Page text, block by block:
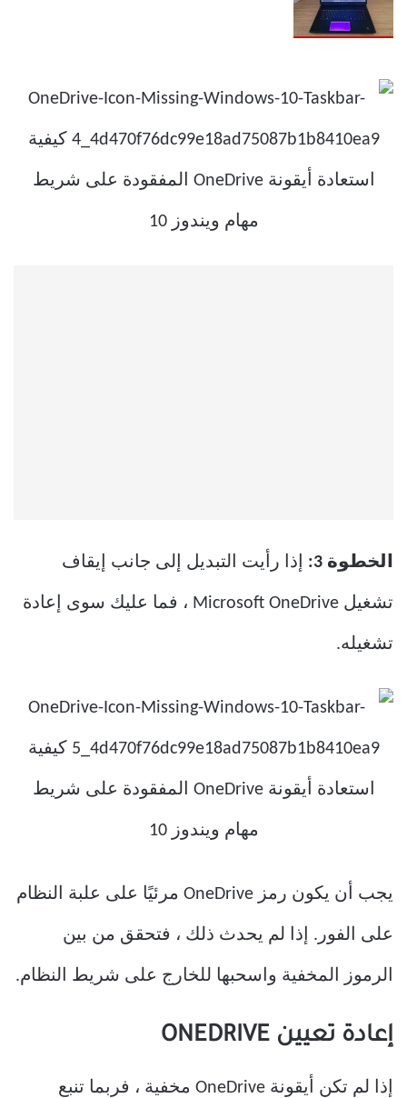
الخطوة 3: إذا رأيت التبديل إلى جانب إيقاف
تشغيل Microsoft OneDrive ، فما عليك سوى إعادة
تشغيله.
يجب أن يكون رمز OneDrive مرئيًا على علبة النظام
على الفور. إذا لم يحدث ذلك ، فتحقق من بين
الرموز المخفية واسحبها للخارج على شريط النظام.
إعادة تعيين ONEDRIVE
إذا لم تكن أيقونة OneDrive مخفية ، فربما تنبع